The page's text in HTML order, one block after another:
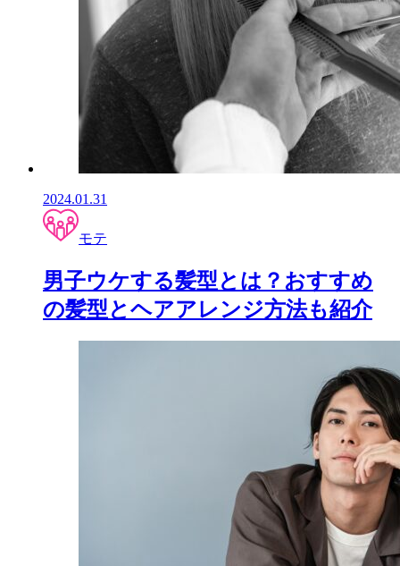
2024.01.31
モテ
男子ウケする髪型とは？おすすめ
の髪型とヘアアレンジ方法も紹介